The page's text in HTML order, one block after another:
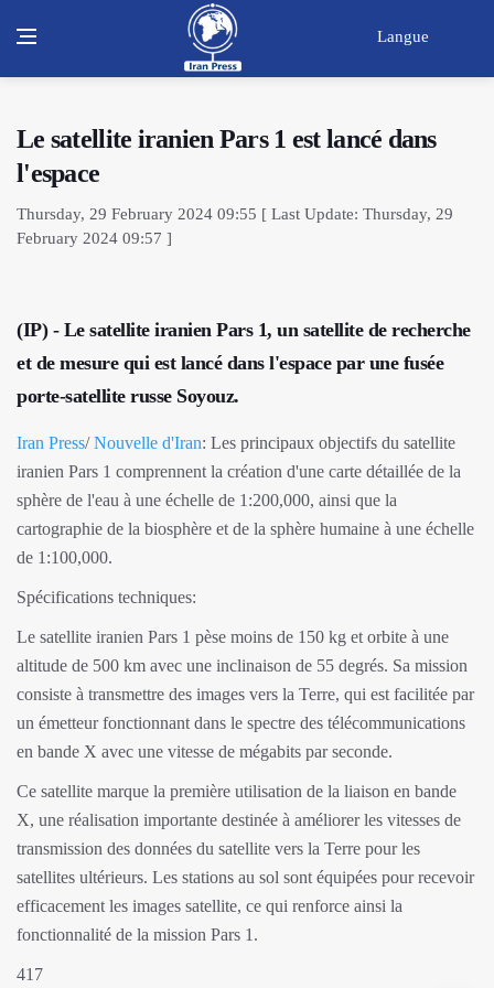
Langue
Le satellite iranien Pars 1 est lancé dans
l'espace
Thursday, 29 February 2024 09:55 [ Last Update: Thursday, 29
February 2024 09:57 ]
ShareFacebookTwitterEmailWhatsApp
(IP) - Le satellite iranien Pars 1, un satellite de recherche
et de mesure qui est lancé dans l'espace par une fusée
porte-satellite russe Soyouz.
Iran Press /Nouvelle d'Iran: Les principaux objectifs du satellite
iranien Pars 1 comprennent la création d'une carte détaillée de la
sphère de l'eau à une échelle de 1:200,000, ainsi que la
cartographie de la biosphère et de la sphère humaine à une échelle
de 1:100,000.
Spécifications techniques:
Le satellite iranien Pars 1 pèse moins de 150 kg et orbite à une
altitude de 500 km avec une inclinaison de 55 degrés. Sa mission